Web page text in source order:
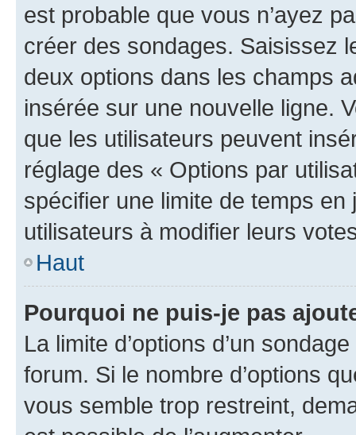
est probable que vous n’ayez
créer des sondages. Saisissez
deux options dans les champs
insérée sur une nouvelle ligne.
que les utilisateurs peuvent
réglage des « Options par
spécifier une limite de temps
utilisateurs à modifier leurs
Haut
Pourquoi ne puis-je pas
La limite d’options d’un
forum. Si le nombre d’options
vous semble trop restreint,